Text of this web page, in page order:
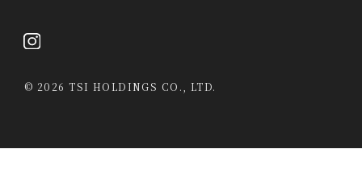
採用情報
決算説明会資料
© 2026 TSI HOLDINGS CO., LTD.